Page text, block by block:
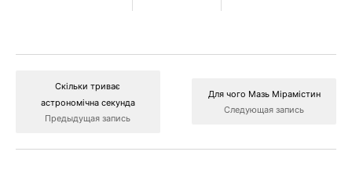
Скільки триває
астрономічна секунда
Предыдущая запись
Для чого Мазь Мірамістин
Следующая запись